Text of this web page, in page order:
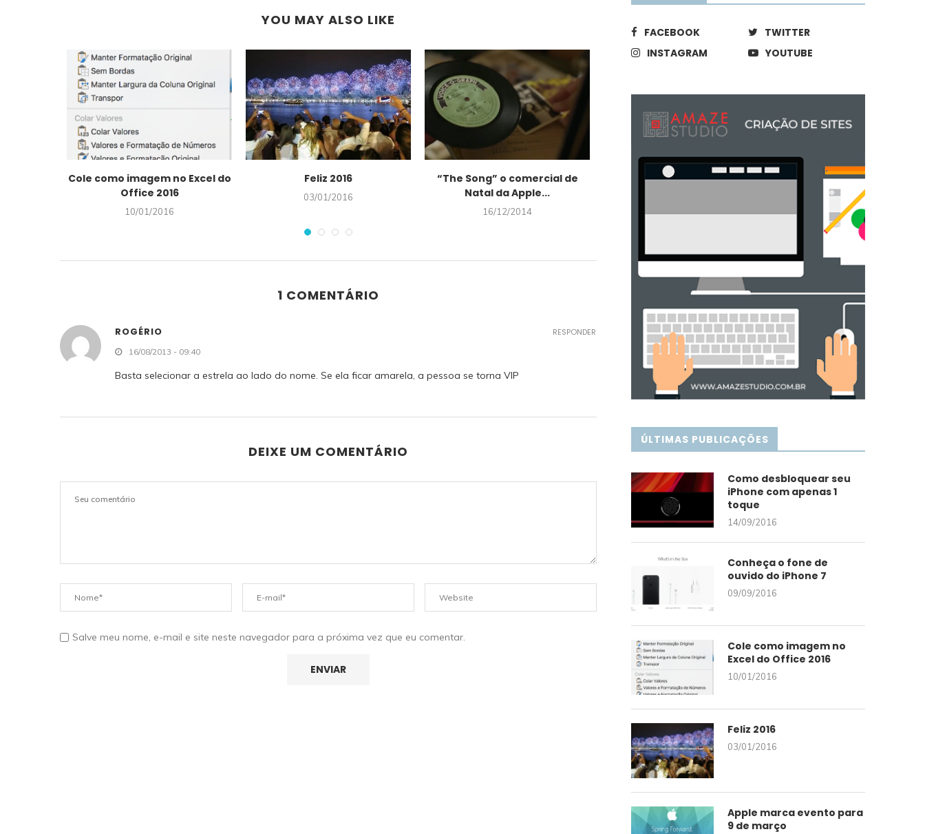
YOU MAY ALSO LIKE
Cole como imagem no Excel do
Office 2016
10/01/2016
Feliz 2016
03/01/2016
“The Song” o comercial de
Natal da Apple...
16/12/2014
Você sabe o que é Phablet?
FingerKey: Desbloqueie
1 COMENTÁRIO
ROGÉRIO
16/08/2013 - 09:40
Basta selecionar a estrela ao lado do nome. Se ela ficar amarela, a pessoa se torna VIP
RESPONDER
DEIXE UM COMENTÁRIO
Salve meu nome, e-mail e site neste navegador para a próxima vez que eu comentar.
FACEBOOK
TWITTER
INSTAGRAM
YOUTUBE
ÚLTIMAS PUBLICAÇÕES
Como desbloquear seu
iPhone com apenas 1
toque
14/09/2016
Conheça o fone de
ouvido do iPhone 7
09/09/2016
Cole como imagem no
Excel do Office 2016
10/01/2016
Feliz 2016
03/01/2016
Apple marca evento para
9 de março